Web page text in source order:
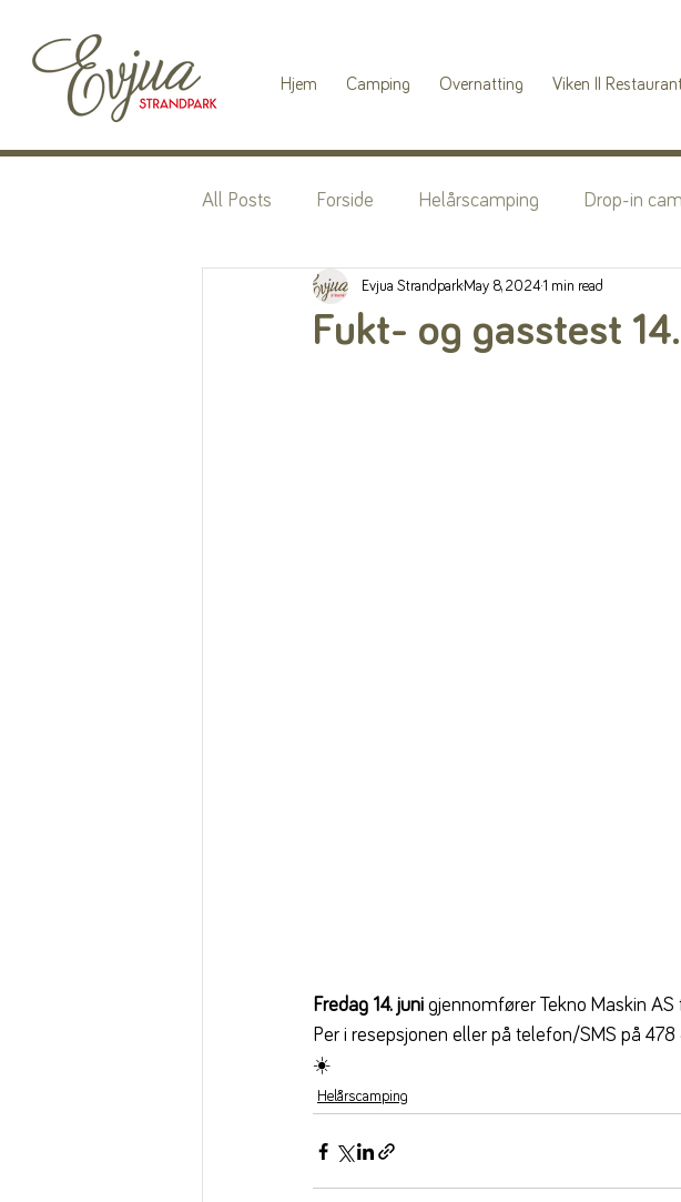
Hjem Camping Overnatting Viken II
All Posts Forside Helårscamping Drop-in
Fukt- og gasstest
Evjua StrandparkMay 8, 2024 1 min read
Fredag 14. juni gjennomfører Tekno Maskin
Per i resepsjonen eller på telefon/SMS på
☀️
Helårscamping